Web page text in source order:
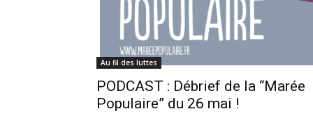
Au fil des luttes
PODCAST : Débrief de la “Marée
Populaire” du 26 mai !